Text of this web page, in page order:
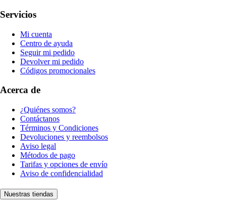
Servicios
Mi cuenta
Centro de ayuda
Seguir mi pedido
Devolver mi pedido
Códigos promocionales
Acerca de
¿Quiénes somos?
Contáctanos
Términos y Condiciones
Devoluciones y reembolsos
Aviso legal
Métodos de pago
Tarifas y opciones de envío
Aviso de confidencialidad
Nuestras tiendas